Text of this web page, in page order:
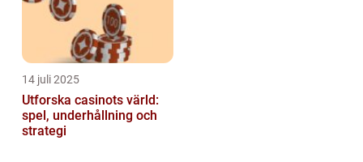
14 juli 2025
Utforska casinots värld:
spel, underhållning och
strategi